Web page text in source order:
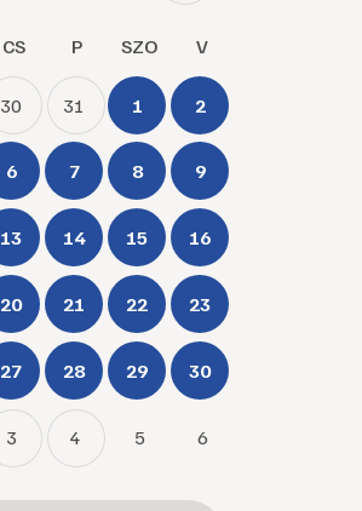
CS P SZO V
30 31 1 2
6 7 8 9
13 14 15 16
20 21 22 23
27 28 29 30
3 4 5 6